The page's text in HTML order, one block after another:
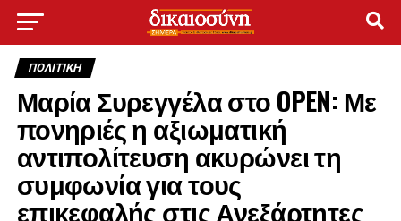
ΠΟΛΙΤΙΚΉ
Μαρία Συρεγγέλα στο OPEN: Με
πονηριές η αξιωματική
αντιπολίτευση ακυρώνει τη
συμφωνία για τους
επικεφαλής στις Ανεξάρτητες